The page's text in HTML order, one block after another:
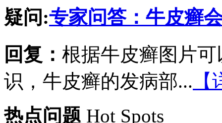
疑问:专家问答：牛皮癣
回复： 根据牛皮癣图片
识，牛皮癣的发病部...
热点问题 Hot Spots